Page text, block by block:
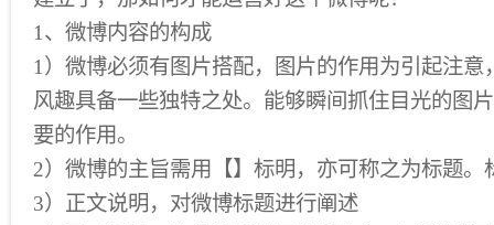
1、微博内容的构成
1）微博必须有图片搭配，图片的作用为引起注意
风趣具备一些独特之处。能够瞬间抓住目光的图
要的作用。
2）微博的主旨需用【】标明，亦可称之为标题。
3）正文说明，对微博标题进行阐述